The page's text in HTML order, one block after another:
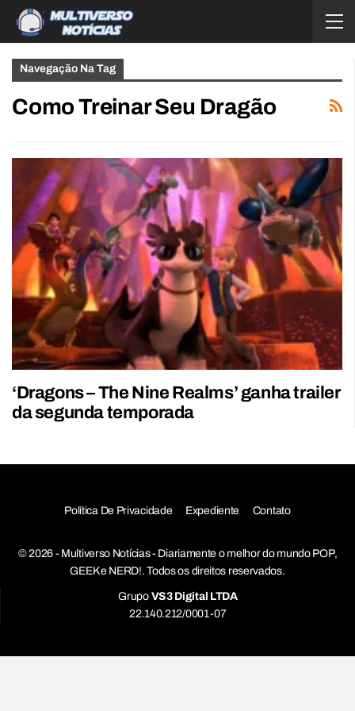
Navegação Na Tag
Como Treinar Seu Dragão
‘Dragons – The Nine Realms’ ganha trailer
da segunda temporada
Política De Privacidade Expediente Contato
© 2026 - Multiverso Notícias - Diariamente o melhor do mundo POP,
GEEK e NERD!. Todos os direitos reservados.
Grupo VS3 Digital LTDA
22.140.212/0001-07